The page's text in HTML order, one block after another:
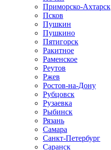
Приморско-Ахтарск
Псков
Пушкин
Пушкино
Пятигорск
Ракитное
Раменское
Реутов
Ржев
Ростов-на-Дону
Рубцовск
Рузаевка
Рыбинск
Рязань
Самара
Санкт-Петербург
Саранск